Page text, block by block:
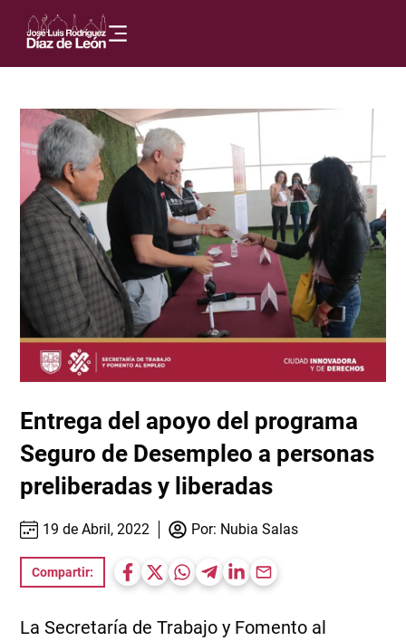
Entrega del apoyo del programa
Seguro de Desempleo a personas
preliberadas y liberadas
19 de Abril, 2022 Por: Nubia Salas
Compartir:
La Secretaría de Trabajo y Fomento al